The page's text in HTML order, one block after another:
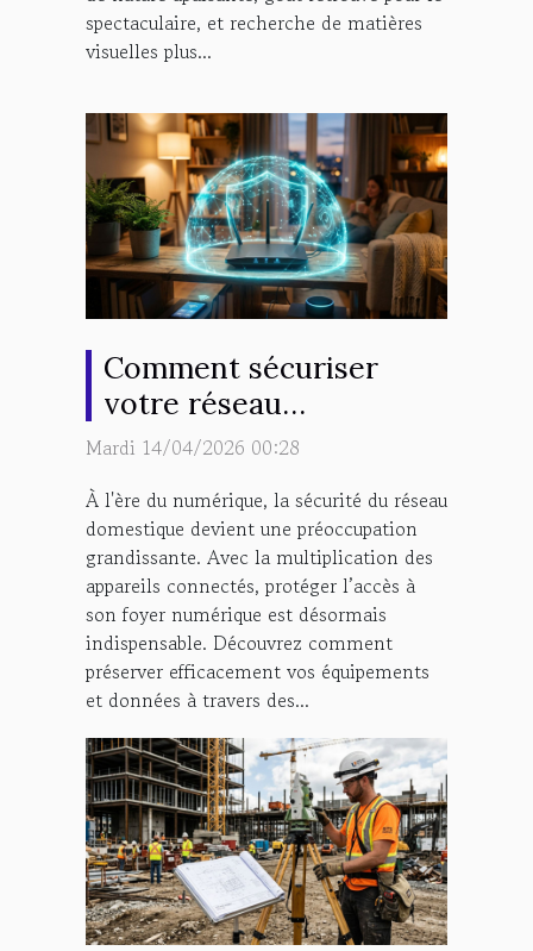
spectaculaire, et recherche de matières
visuelles plus...
Comment sécuriser
votre réseau
domestique pour vos
Mardi 14/04/2026 00:28
À l'ère du numérique, la sécurité du réseau
domestique devient une préoccupation
grandissante. Avec la multiplication des
appareils connectés, protéger l’accès à
son foyer numérique est désormais
indispensable. Découvrez comment
préserver efficacement vos équipements
et données à travers des...